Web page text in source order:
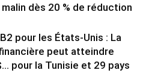
dès 20 % de réduction
pour les États-Unis : La
peut atteindre
pour la Tunisie et 29 pays